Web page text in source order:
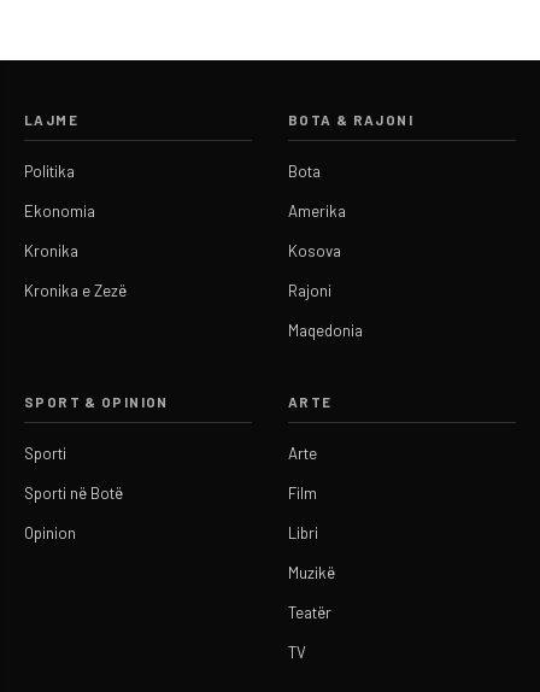
LAJME
Politika
Ekonomia
Kronika
Kronika e Zezë
BOTA & RAJONI
Bota
Amerika
Kosova
Rajoni
Maqedonia
SPORT & OPINION
Sporti
Sporti në Botë
Opinion
ARTE
Arte
Film
Libri
Muzikë
Teatër
TV